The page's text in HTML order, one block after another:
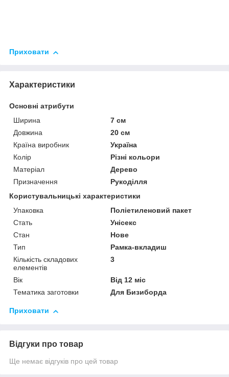
Приховати
Характеристики
Основні атрибути
Ширина
7 см
Довжина
20 см
Країна виробник
Україна
Колір
Різні кольори
Матеріал
Дерево
Призначення
Рукоділля
Користувальницькі характеристики
Упаковка
Поліетиленовий пакет
Стать
Унісекс
Стан
Нове
Тип
Рамка-вкладиш
Кількість складових
елементів
3
Вік
Від 12 міс
Тематика заготовки
Для Бизиборда
Приховати
Відгуки про товар
Ще немає відгуків про цей товар